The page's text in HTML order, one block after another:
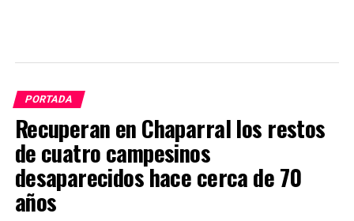
PORTADA
Recuperan en Chaparral los restos
de cuatro campesinos
desaparecidos hace cerca de 70
años